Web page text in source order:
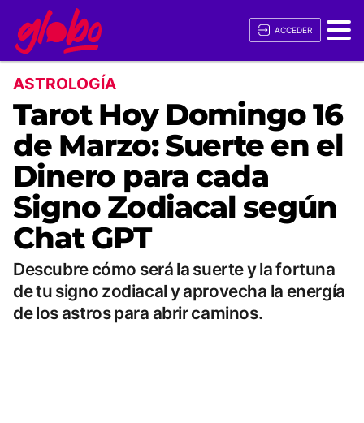
ACCEDER
ASTROLOGÍA
Tarot Hoy Domingo 16
de Marzo: Suerte en el
Dinero para cada
Signo Zodiacal según
Chat GPT
Descubre cómo será la suerte y la fortuna
de tu signo zodiacal y aprovecha la energía
de los astros para abrir caminos.